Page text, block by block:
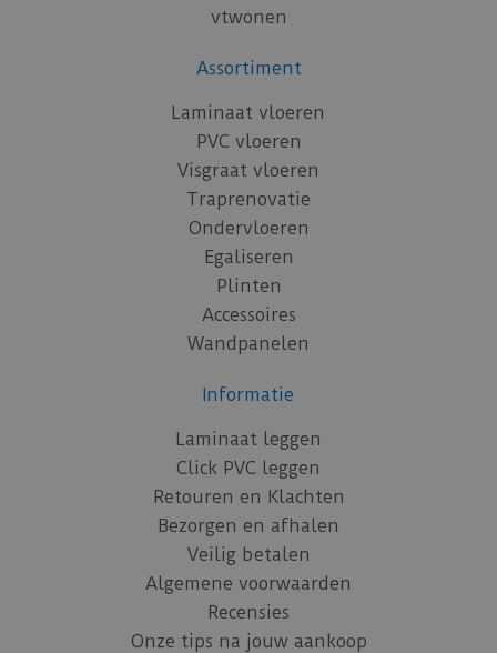
vtwonen
Assortiment
Laminaat vloeren
PVC vloeren
Visgraat vloeren
Traprenovatie
Ondervloeren
Egaliseren
Plinten
Accessoires
Wandpanelen
Informatie
Laminaat leggen
Click PVC leggen
Retouren en Klachten
Bezorgen en afhalen
Veilig betalen
Algemene voorwaarden
Recensies
Onze tips na jouw aankoop